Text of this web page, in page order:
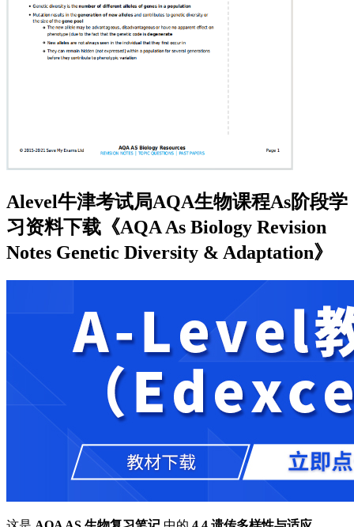
Alevel牛津考试局AQA生物课程As阶段学
习资料下载《AQA As Biology Revision
Notes Genetic Diversity & Adaptation》